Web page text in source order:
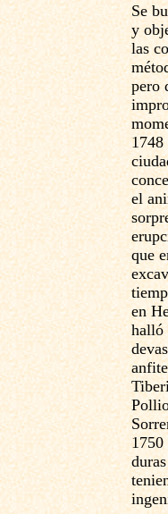
Se
y
las
pero
1748
el
que
en
halló
1750